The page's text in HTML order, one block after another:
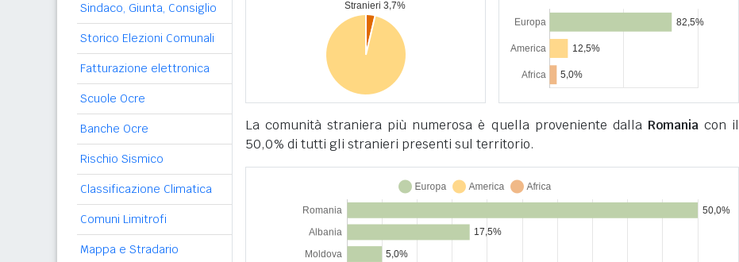
Sindaco, Giunta, Consiglio
Storico Elezioni Comunali
Fatturazione elettronica
Scuole Ocre
Banche Ocre
Rischio Sismico
Classificazione Climatica
Comuni Limitrofi
Mappa e Stradario
La comunità straniera più numerosa è quella proveniente dalla Romaniacon il
50,0% di tutti gli stranieri presenti sul territorio.